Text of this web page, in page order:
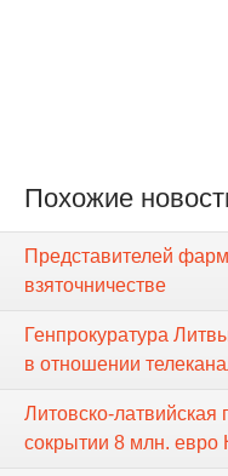
Похожие
Представителей
взяточничестве
Генпрокуратура
в отношении
Литовско-латвийская
сокрытии 8 млн.